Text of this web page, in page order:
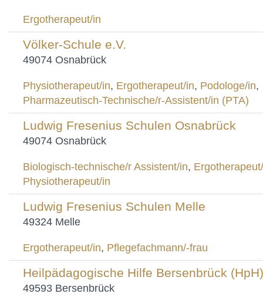
Ergotherapeut/in
Völker-Schule e.V.
49074 Osnabrück
Physiotherapeut/in, Ergotherapeut/in, Podologe/in,
Pharmazeutisch-Technische/r-Assistent/in (PTA)
Ludwig Fresenius Schulen Osnabrück
49074 Osnabrück
Biologisch-technische/r Assistent/in,
Physiotherapeut/in
Ludwig Fresenius Schulen Melle
49324 Melle
Ergotherapeut/in, Pflegefachmann/-frau
Heilpädagogische Hilfe Bersenbrück (HpH)
49593 Bersenbrück